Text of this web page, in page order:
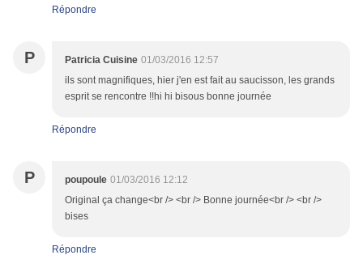
Répondre
P Patricia Cuisine 01/03/2016 12:57
ils sont magnifiques, hier j'en est fait au saucisson, les grands
esprit se rencontre !!hi hi bisous bonne journée
Répondre
P poupoule 01/03/2016 12:12
Original ça change<br /> <br /> Bonne journée<br /> <br />
bises
Répondre